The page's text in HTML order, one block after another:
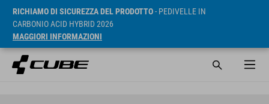
RICHIAMO DI SICUREZZA DEL PRODOTTO- PEDIVELLE IN
CARBONIO ACID HYBRID 2026
MAGGIORI INFORMAZIONI